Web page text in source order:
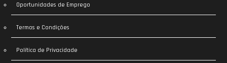
Oportunidades de Emprego
Termos e Condições
Política de Privacidade